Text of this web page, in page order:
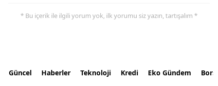
* Bu içerik ile ilgili yorum yok, ilk yorumu siz yazın, tartışalım *
Güncel Haberler Teknoloji Kredi Eko Gündem